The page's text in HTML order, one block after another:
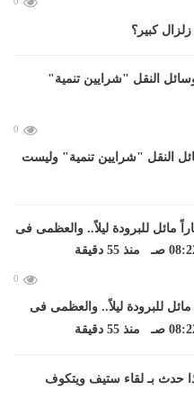
كبير؟
0
النقل "شرايين تنمية" وليست
0
للبرودة ليلاً.. والعظمى فى